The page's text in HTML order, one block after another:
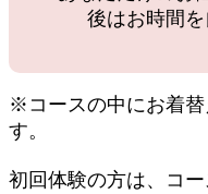
後はお時間を
※コースの中にお着替
す。
初回体験の方は、コ